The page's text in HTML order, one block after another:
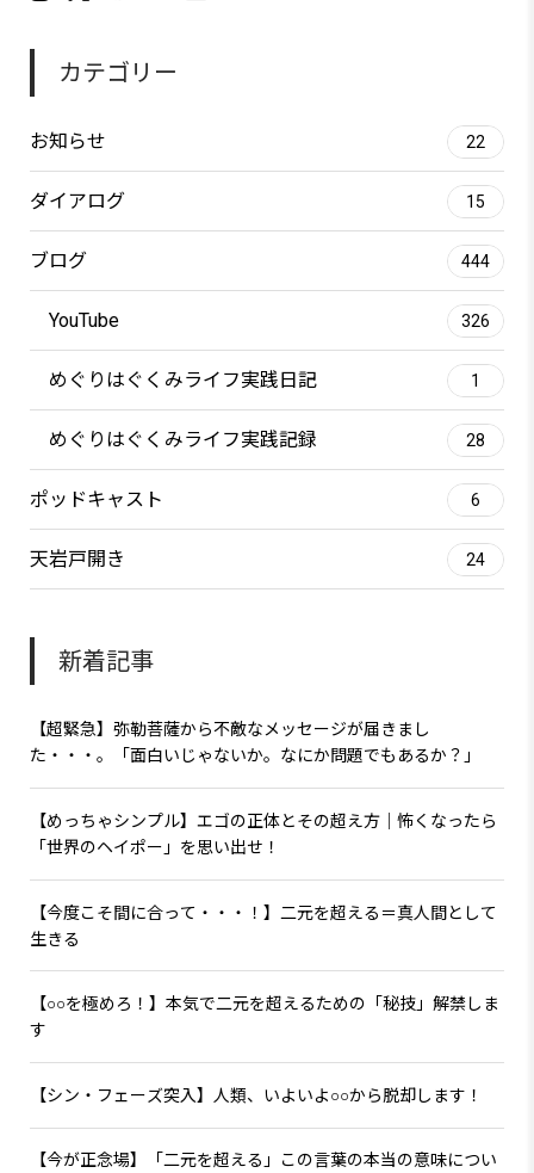
カテゴリー
お知らせ 22
ダイアログ 15
ブログ 444
YouTube 326
めぐりはぐくみライフ実践日記 1
めぐりはぐくみライフ実践記録 28
ポッドキャスト 6
天岩戸開き 24
新着記事
【超緊急】弥勒菩薩から不敵なメッセージが届きまし
た・・・。「面白いじゃないか。なにか問題でもあるか？」
【めっちゃシンプル】エゴの正体とその超え方｜怖くなったら
「世界のヘイポー」を思い出せ！
【今度こそ間に合って・・・！】二元を超える＝真人間として
生きる
【○○を極めろ！】本気で二元を超えるための「秘技」解禁しま
す
【シン・フェーズ突入】人類、いよいよ○○から脱却します！
【今が正念場】「二元を超える」この言葉の本当の意味につい